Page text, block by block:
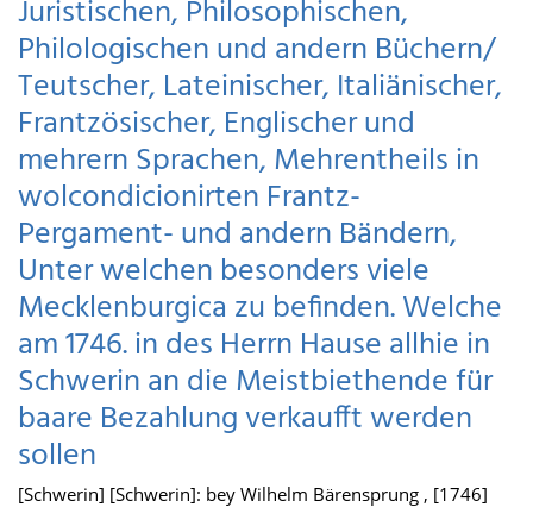
Juristischen, Philosophischen,
Philologischen und andern Büchern/
Teutscher, Lateinischer, Italiänischer,
Frantzösischer, Englischer und
mehrern Sprachen, Mehrentheils in
wolcondicionirten Frantz-
Pergament- und andern Bändern,
Unter welchen besonders viele
Mecklenburgica zu befinden. Welche
am 1746. in des Herrn Hause allhie in
Schwerin an die Meistbiethende für
baare Bezahlung verkaufft werden
sollen
[Schwerin] [Schwerin]: bey Wilhelm Bärensprung , [1746]